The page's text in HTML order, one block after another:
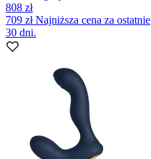
808 zł
709 złNajniższa cena za ostatnie
30 dni.